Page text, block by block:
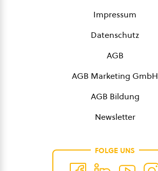
Impressum
Datenschutz
AGB
AGB Marketing GmbH
AGB Bildung
Newsletter
FOLGE UNS